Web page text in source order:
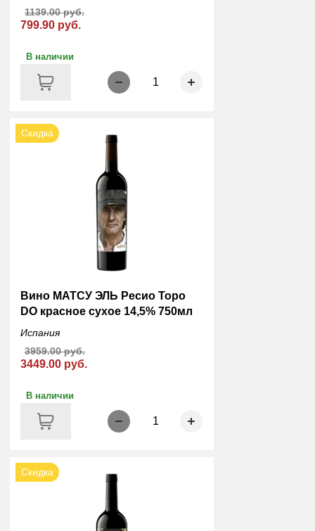
799.90 руб.
1139.00 руб.
В наличии
1
Скидка
Вино МАТСУ ЭЛЬ Ресио Торо
DO красное сухое 14,5% 750мл
Испания
3449.00 руб.
3959.00 руб.
В наличии
1
Скидка